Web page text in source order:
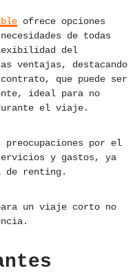
ofrece opciones
de todas
del
ventajas, destacando
que puede ser
ideal para no
el viaje.
por el
y gastos, ya
de renting.
un viaje corto no